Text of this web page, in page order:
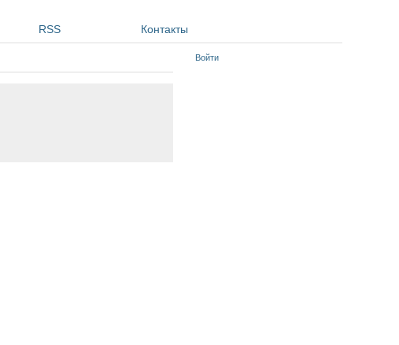
RSS Контакты
Войти